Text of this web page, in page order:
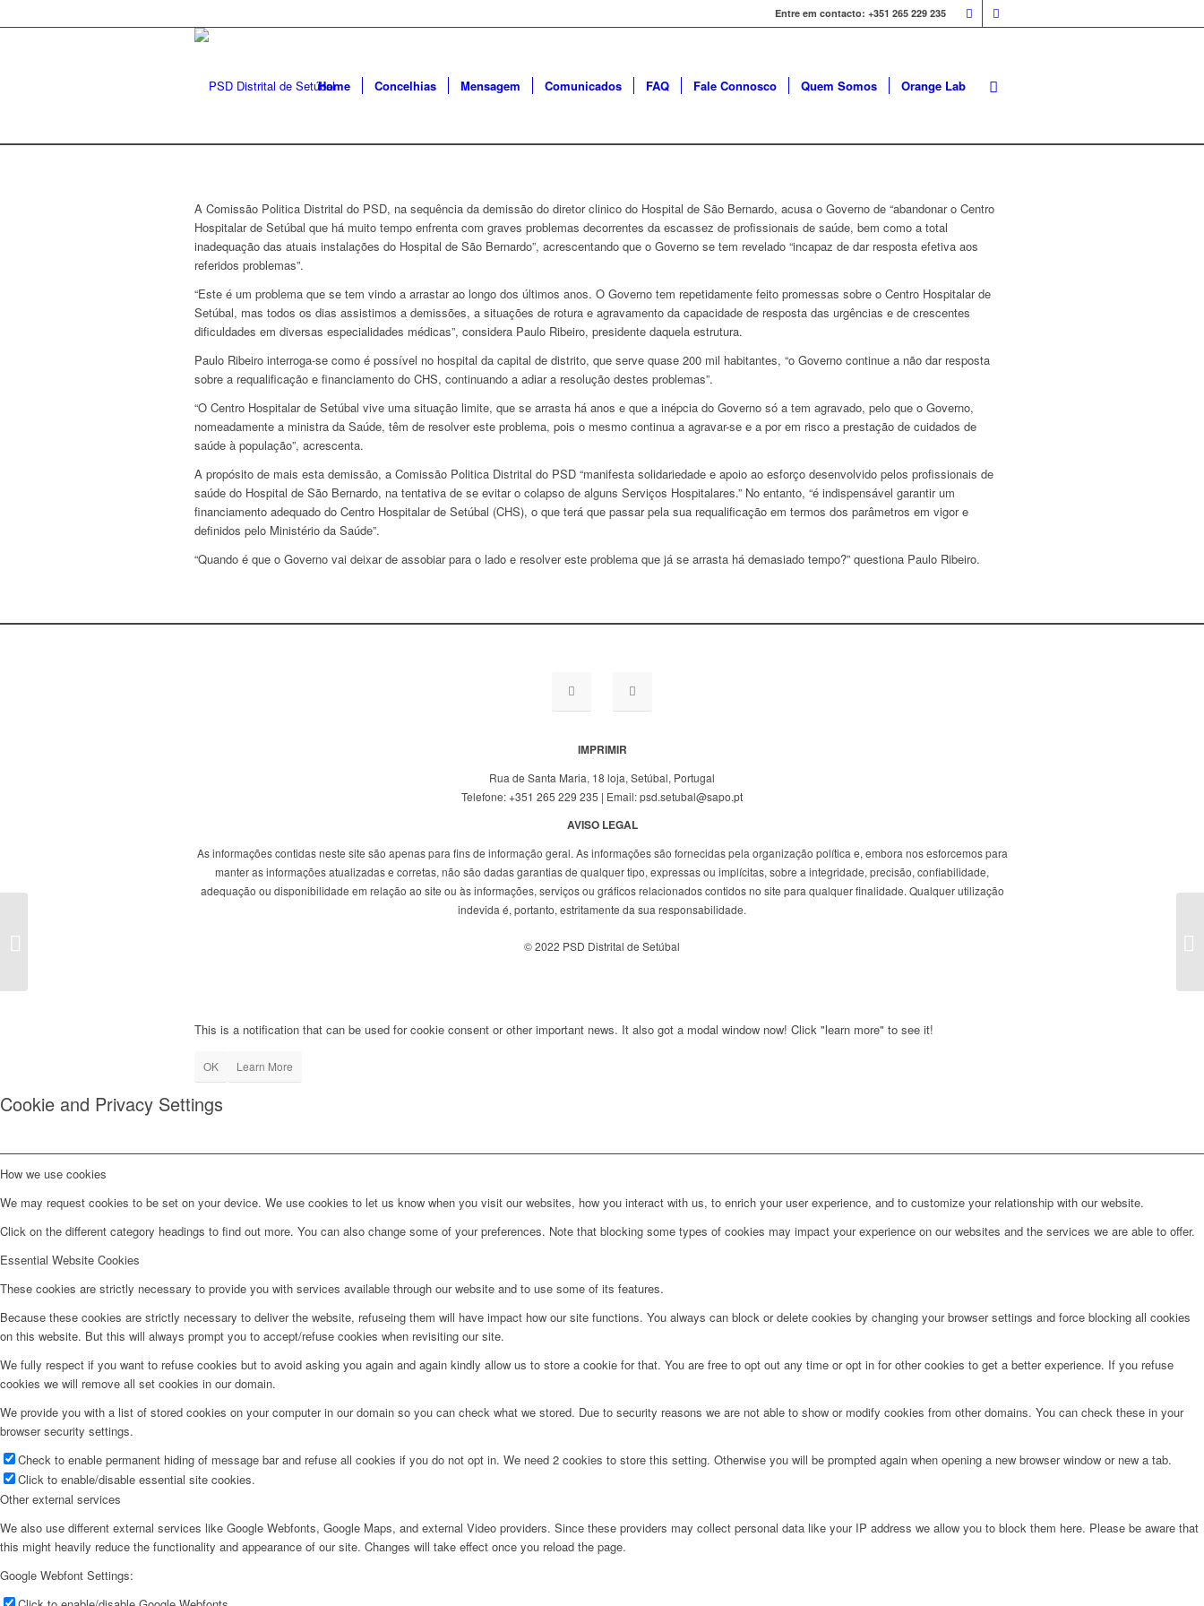
Entre em contacto: +351 265 229 235
Home Concelhias Mensagem Comunicados FAQ Fale Connosco Quem Somos Orange Lab
A Comissão Politica Distrital do PSD, na sequência da demissão do diretor clinico do Hospital de São Bernardo, acusa o Governo de “abandonar o Centro
Hospitalar de Setúbal que há muito tempo enfrenta com graves problemas decorrentes da escassez de profissionais de saúde, bem como a total
inadequação das atuais instalações do Hospital de São Bernardo”, acrescentando que o Governo se tem revelado “incapaz de dar resposta efetiva aos
referidos problemas”.
“Este é um problema que se tem vindo a arrastar ao longo dos últimos anos. O Governo tem repetidamente feito promessas sobre o Centro Hospitalar de
Setúbal, mas todos os dias assistimos a demissões, a situações de rotura e agravamento da capacidade de resposta das urgências e de crescentes
dificuldades em diversas especialidades médicas”, considera Paulo Ribeiro, presidente daquela estrutura.
Paulo Ribeiro interroga-se como é possível no hospital da capital de distrito, que serve quase 200 mil habitantes, “o Governo continue a não dar resposta
sobre a requalificação e financiamento do CHS, continuando a adiar a resolução destes problemas”.
“O Centro Hospitalar de Setúbal vive uma situação limite, que se arrasta há anos e que a inépcia do Governo só a tem agravado, pelo que o Governo,
nomeadamente a ministra da Saúde, têm de resolver este problema, pois o mesmo continua a agravar-se e a por em risco a prestação de cuidados de
saúde à população”, acrescenta.
A propósito de mais esta demissão, a Comissão Politica Distrital do PSD “manifesta solidariedade e apoio ao esforço desenvolvido pelos profissionais de
saúde do Hospital de São Bernardo, na tentativa de se evitar o colapso de alguns Serviços Hospitalares.” No entanto, “é indispensável garantir um
financiamento adequado do Centro Hospitalar de Setúbal (CHS), o que terá que passar pela sua requalificação em termos dos parâmetros em vigor e
definidos pelo Ministério da Saúde”.
“Quando é que o Governo vai deixar de assobiar para o lado e resolver este problema que já se arrasta há demasiado tempo?” questiona Paulo Ribeiro.
IMPRIMIR
Rua de Santa Maria, 18 loja, Setúbal, Portugal
Telefone: +351 265 229 235 | Email: psd.setubal@sapo.pt
AVISO LEGAL
As informações contidas neste site são apenas para fins de informação geral. As informações são fornecidas pela organização política e, embora nos esforcemos para
manter as informações atualizadas e corretas, não são dadas garantias de qualquer tipo, expressas ou implícitas, sobre a integridade, precisão, confiabilidade,
adequação ou disponibilidade em relação ao site ou às informações, serviços ou gráficos relacionados contidos no site para qualquer finalidade. Qualquer utilização
indevida é, portanto, estritamente da sua responsabilidade.
© 2022 PSD Distrital de Setúbal
This is a notification that can be used for cookie consent or other important news. It also got a modal window now! Click "learn more" to see it!
OK Learn More
Cookie and Privacy Settings
How we use cookies
We may request cookies to be set on your device. We use cookies to let us know when you visit our websites, how you interact with us, to enrich your user experience, and to customize your relationship with our website.
Click on the different category headings to find out more. You can also change some of your preferences. Note that blocking some types of cookies may impact your experience on our websites and the services we are able to offer.
Essential Website Cookies
These cookies are strictly necessary to provide you with services available through our website and to use some of its features.
Because these cookies are strictly necessary to deliver the website, refuseing them will have impact how our site functions. You always can block or delete cookies by changing your browser settings and force blocking all cookies
on this website. But this will always prompt you to accept/refuse cookies when revisiting our site.
We fully respect if you want to refuse cookies but to avoid asking you again and again kindly allow us to store a cookie for that. You are free to opt out any time or opt in for other cookies to get a better experience. If you refuse
cookies we will remove all set cookies in our domain.
We provide you with a list of stored cookies on your computer in our domain so you can check what we stored. Due to security reasons we are not able to show or modify cookies from other domains. You can check these in your
browser security settings.
Check to enable permanent hiding of message bar and refuse all cookies if you do not opt in. We need 2 cookies to store this setting. Otherwise you will be prompted again when opening a new browser window or new a tab.
Click to enable/disable essential site cookies.
Other external services
We also use different external services like Google Webfonts, Google Maps, and external Video providers. Since these providers may collect personal data like your IP address we allow you to block them here. Please be aware that
this might heavily reduce the functionality and appearance of our site. Changes will take effect once you reload the page.
Google Webfont Settings: